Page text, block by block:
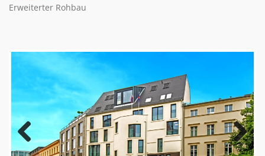
Erweiterter Rohbau
Previous Next